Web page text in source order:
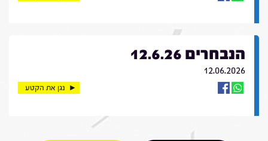
הנבחרים 12.6.26
12.06.2026
נגן את הקטע